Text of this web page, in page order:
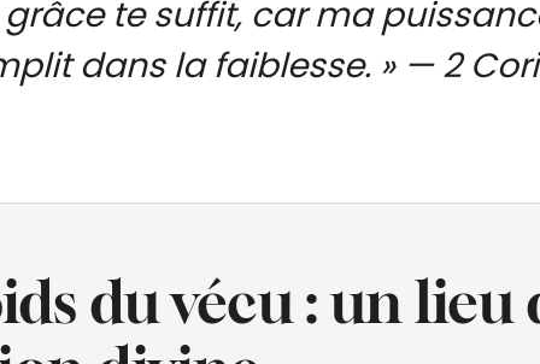
grâce te suffit, car ma
dans la faiblesse. »— 2
du vécu : un lieu